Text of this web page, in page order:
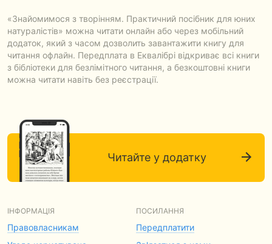
«Знайомимося з творінням. Практичний посібник для юних
натуралістів» можна читати онлайн або через мобільний
додаток, який з часом дозволить завантажити книгу для
читання офлайн. Передплата в Еквалібрі відкриває всі книги
з бібліотеки для безлімітного читання, а безкоштовні книги
можна читати навіть без реєстрації.
Читайте у додатку
ІНФОРМАЦІЯ
Правовласникам
ПОСИЛАННЯ
Передплатити